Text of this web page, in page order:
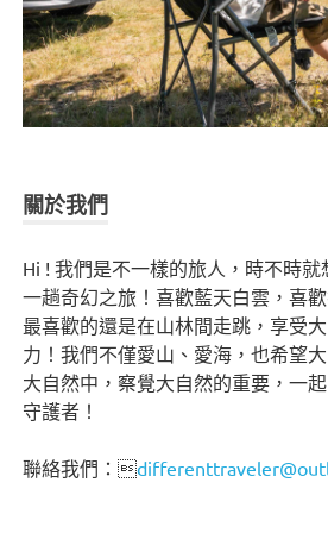
關於我們
Hi ! 我們是不一樣的旅人，時不時就
一趟奇幻之旅！喜歡藍天白雲，喜
最喜歡的還是在山林間走跳，享受
力！我們不僅愛山、愛海，也希望
大自然中，察覺大自然的重要，一
守護者！
聯絡我們：